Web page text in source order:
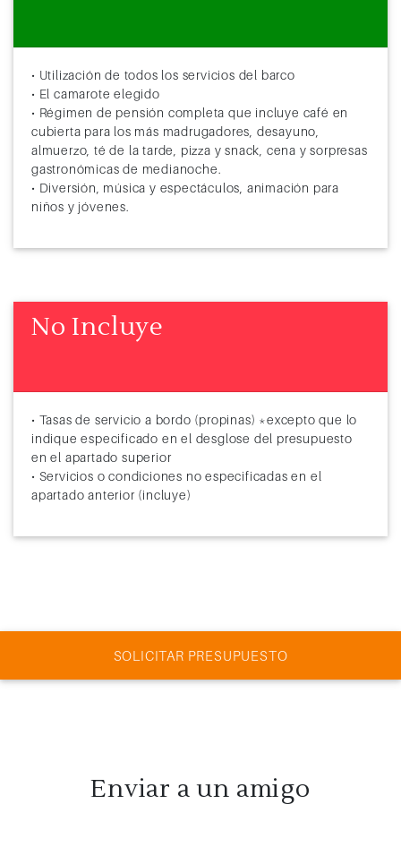
• Utilización de todos los servicios del barco
• El camarote elegido
• Régimen de pensión completa que incluye café en
cubierta para los más madrugadores, desayuno,
almuerzo, té de la tarde, pizza y snack, cena y sorpresas
gastronómicas de medianoche.
• Diversión, música y espectáculos, animación para
niños y jóvenes.
No Incluye
• Tasas de servicio a bordo (propinas) *excepto que lo
indique especificado en el desglose del presupuesto
en el apartado superior
• Servicios o condiciones no especificadas en el
apartado anterior (incluye)
SOLICITAR PRESUPUESTO
Enviar a un amigo